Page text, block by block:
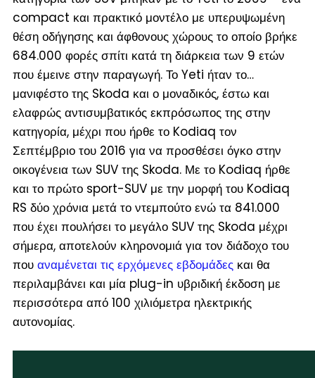
compact και πρακτικό μοντέλο με υπερυψωμένη
θέση οδήγησης και άφθονους χώρους το οποίο βρήκε
684.000 φορές σπίτι κατά τη διάρκεια των 9 ετών
που έμεινε στην παραγωγή. Το Yeti ήταν το…
μανιφέστο της Skoda και ο μοναδικός, έστω και
ελαφρώς αντισυμβατικός εκπρόσωπος της στην
κατηγορία, μέχρι που ήρθε το Kodiaq τον
Σεπτέμβριο του 2016 για να προσθέσει όγκο στην
οικογένεια των SUV της Skoda. Με το Kodiaq ήρθε
και το πρώτο sport-SUV με την μορφή του Kodiaq
RS δύο χρόνια μετά το ντεμπούτο ενώ τα 841.000
που έχει πουλήσει το μεγάλο SUV της Skoda μέχρι
σήμερα, αποτελούν κληρονομιά για τον διάδοχο του
που αναμένεται τις ερχόμενες εβδομάδεςκαι θα
περιλαμβάνει και μία plug-in υβριδική έκδοση με
περισσότερα από 100 χιλιόμετρα ηλεκτρικής
αυτονομίας.